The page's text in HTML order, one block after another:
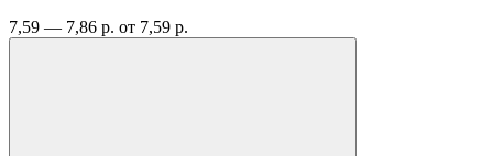
7,59 — 7,86 р. от 7,59 р.